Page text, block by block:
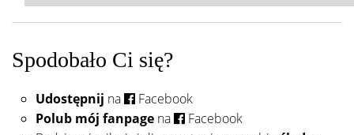
Spodobało Ci się?
Udostępnij na
Facebook
Polub mój fanpage na
Facebook